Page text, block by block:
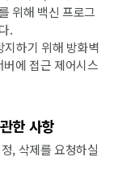
위해 백신 프로그
.
지하기 위해 방화벽
에 접근 제어시스
한 사항
, 삭제를 요청하실